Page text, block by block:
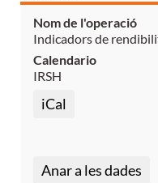
Nom de l'operació
Indicadors de
Calendario
IRSH
iCal
Anar a les dades